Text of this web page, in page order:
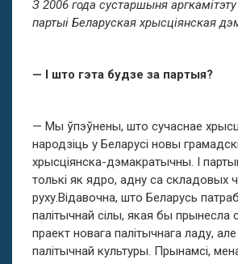
З 2006 года сустаршыня
партыі Беларуская хрысціянская
— І што гэта будзе за партыя?
— Мы ўпэўнены, што сучаснае
народзіць у Беларусі новы
хрысціянска-дэмакратычны. І
толькі як ядро, адну са складовых
руху.Відавочна, што Беларусь
палітычнай сілы, якая бы прынесла
праект новага палітычнага ладу,
палітычнай культуры. Прынамсі,